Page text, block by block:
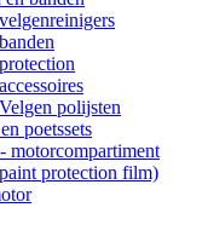
velgenreinigers
banden
protection
accessoires
Velgen polijsten
poetssets
motorcompartiment
protection film)